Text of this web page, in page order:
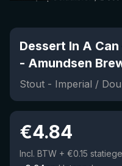
Dessert In A
- Amundsen
Stout - Imperial /
€4.84
Incl. BTW + €0.15